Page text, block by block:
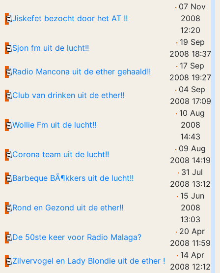
Jiskefet bezocht door het AT !!
07 Nov
2008
12:20
Sjon fm uit de lucht!!
19 Sep
2008 18:37
Radio Mancona uit de ether gehaald!!
17 Sep
2008 19:27
Club van drinken uit de ether!!
04 Sep
2008 17:09
Wollie Fm uit de lucht!!
10 Aug
2008
14:43
Corona team uit de lucht!!
09 Aug
2008 14:19
Barbeque BÃ¶kkers uit de lucht!!
31 Jul
2008 13:12
Rond en Gezond uit de ether!!
15 Jun
2008
13:03
De 50ste keer voor Radio Malaga?
20 Apr
2008 11:59
Zilvervogel en Lady Blondie uit de ether !
14 Apr
2008 12:12